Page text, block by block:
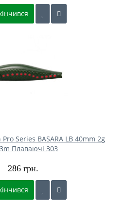
Series BASARA LB 40mm 2g
Плаваючі 303
286 грн.